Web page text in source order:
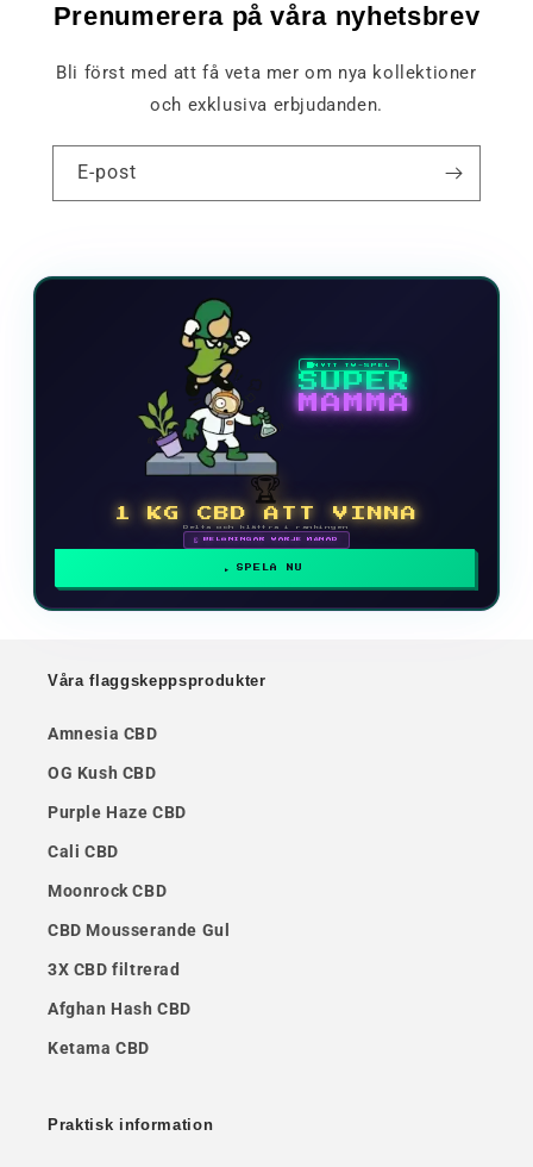
Prenumerera på våra nyhetsbrev
Bli först med att få veta mer om nya kollektioner
och exklusiva erbjudanden.
E-post
NYTT TV-SPEL
SUPER
MAMMA
🏆
1 KG CBD ATT VINNA
Delta och klättra i rankingen
🗓 BELÖNINGAR VARJE MÅNAD
SPELA NU
Våra flaggskeppsprodukter
Amnesia CBD
OG Kush CBD
Purple Haze CBD
Cali CBD
Moonrock CBD
CBD Mousserande Gul
3X CBD filtrerad
Afghan Hash CBD
Ketama CBD
Praktisk information